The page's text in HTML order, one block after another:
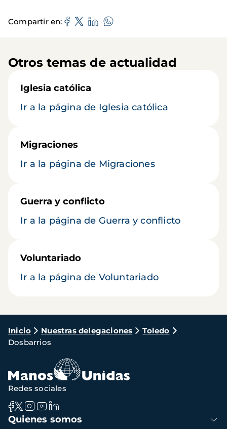
Compartir en
Otros temas de actualidad
Iglesia católica
Ir a la página de Iglesia católica
Migraciones
Ir a la página de Migraciones
Guerra y conflicto
Ir a la página de Guerra y conflicto
Voluntariado
Ir a la página de Voluntariado
Ruta
de
navegación
Inicio Nuestras delegaciones
Toledo
Dosbarrios
Navegación
principal
Quienes somos
Redes sociales